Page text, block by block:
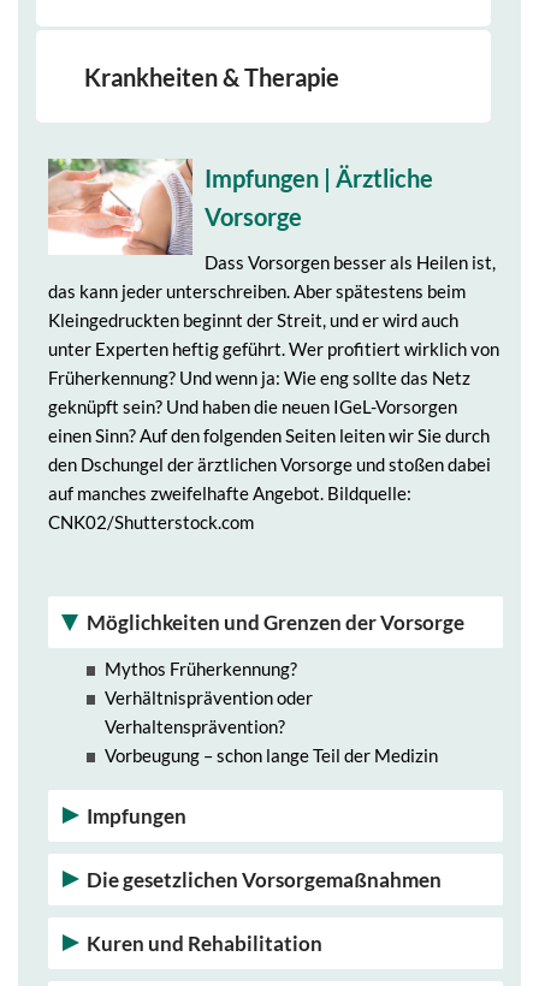
Krankheiten & Therapie
Impfungen | Ärztliche
Vorsorge
Dass Vorsorgen besser als Heilen ist,
das kann jeder unterschreiben. Aber spätestens beim
Kleingedruckten beginnt der Streit, und er wird auch
unter Experten heftig geführt. Wer profitiert wirklich von
Früherkennung? Und wenn ja: Wie eng sollte das Netz
geknüpft sein? Und haben die neuen IGeL-Vorsorgen
einen Sinn? Auf den folgenden Seiten leiten wir Sie durch
den Dschungel der ärztlichen Vorsorge und stoßen dabei
auf manches zweifelhafte Angebot. Bildquelle:
CNK02/Shutterstock.com
Möglichkeiten und Grenzen der Vorsorge
Mythos Früherkennung?
Verhältnisprävention oder
Verhaltensprävention?
Vorbeugung – schon lange Teil der Medizin
Impfungen
Die gesetzlichen Vorsorgemaßnahmen
Kuren und Rehabilitation